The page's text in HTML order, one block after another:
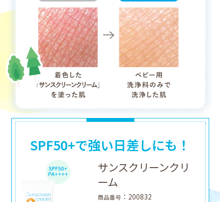
SPF50+で強い日差しにも！
サンスクリーンクリ
ーム
商品番号 ：200832